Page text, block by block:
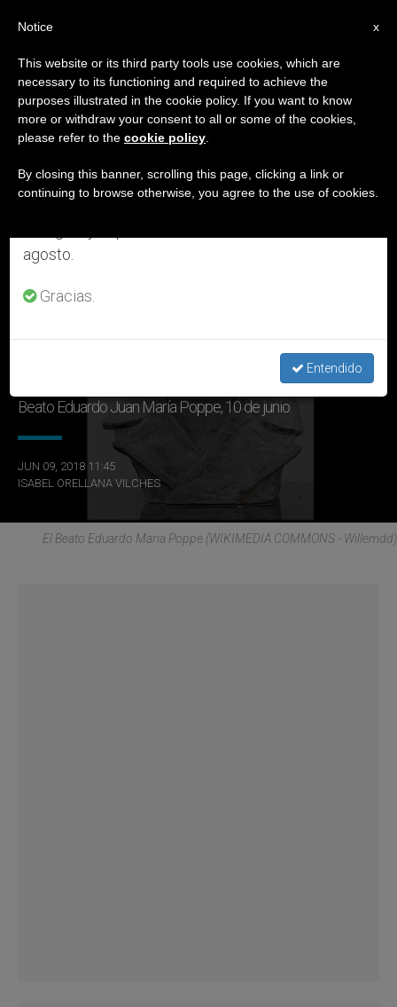
DÍA
Junio 9th, 2018
ÚLTIMAS NOTICIAS
Beato Eduardo Juan María Poppe, 10 de junio
JUN 09, 2018 11:45
ISABEL ORELLANA VILCHES
El Beato Eduardo Maria Poppe (WIKIMEDIA COMMONS - Willemdd)
×
Aviso importante
Del 27 de julio al 7 de agosto haremos la pausa
anual, aprovechando que en el periodo de verano
se generan menos informaciones y también el
agosto.
Gracias.
Entendido
x
Notice
This website or its third party tools use cookies, which are
necessary to its functioning and required to achieve the
purposes illustrated in the cookie policy. If you want to know
more or withdraw your consent to all or some of the cookies,
please refer to the cookie policy
By closing this banner, scrolling this page, clicking a link or
continuing to browse otherwise, you agree to the use of cookies.